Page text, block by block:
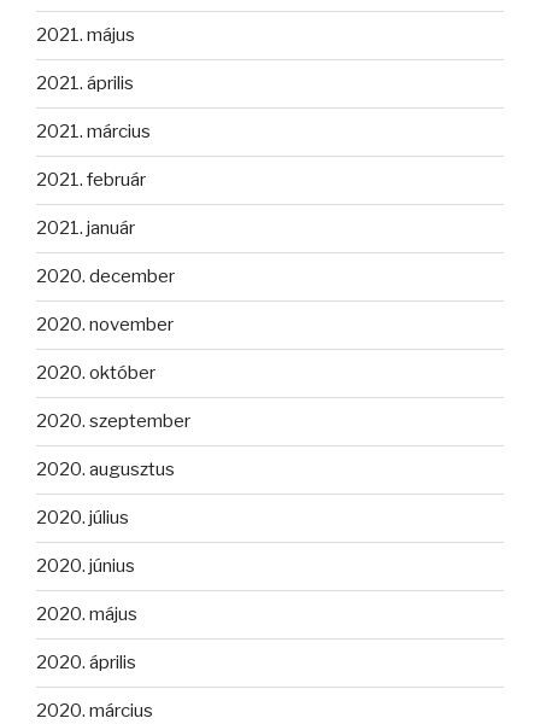
2021. május
2021. április
2021. március
2021. február
2021. január
2020. december
2020. november
2020. október
2020. szeptember
2020. augusztus
2020. július
2020. június
2020. május
2020. április
2020. március